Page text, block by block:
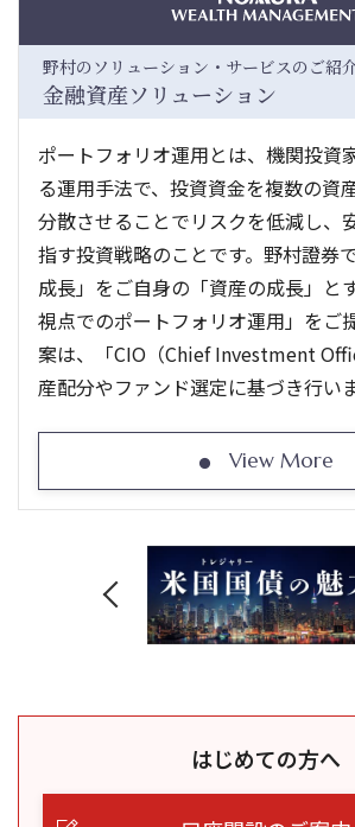
野村のソリューション・サービスのご紹
金融資産ソリューション
ポートフォリオ運用とは、機関投資
る運用手法で、投資資金を複数の資
分散させることでリスクを低減し、
指す投資戦略のことです。野村證券
成長」をご自身の「資産の成長」と
視点でのポートフォリオ運用」をご
案は、「CIO（Chief Investment
産配分やファンド選定に基づき行いま
View More
はじめての方へ